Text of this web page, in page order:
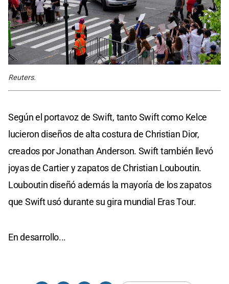
Reuters.
Según el portavoz de Swift, tanto Swift como Kelce
lucieron diseños de alta costura de Christian Dior,
creados por Jonathan Anderson. Swift también llevó
joyas de Cartier y zapatos de Christian Louboutin.
Louboutin diseñó además la mayoría de los zapatos
que Swift usó durante su gira mundial Eras Tour.
En desarrollo...